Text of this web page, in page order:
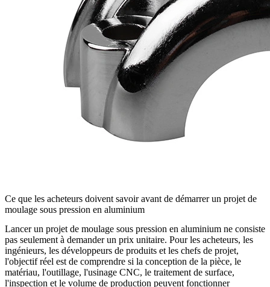
Ce que les acheteurs doivent savoir avant de démarrer un projet de
moulage sous pression en aluminium
Lancer un projet de moulage sous pression en aluminium ne consiste
pas seulement à demander un prix unitaire. Pour les acheteurs, les
ingénieurs, les développeurs de produits et les chefs de projet,
l'objectif réel est de comprendre si la conception de la pièce, le
matériau, l'outillage, l'usinage CNC, le traitement de surface,
l'inspection et le volume de production peuvent fonctionner